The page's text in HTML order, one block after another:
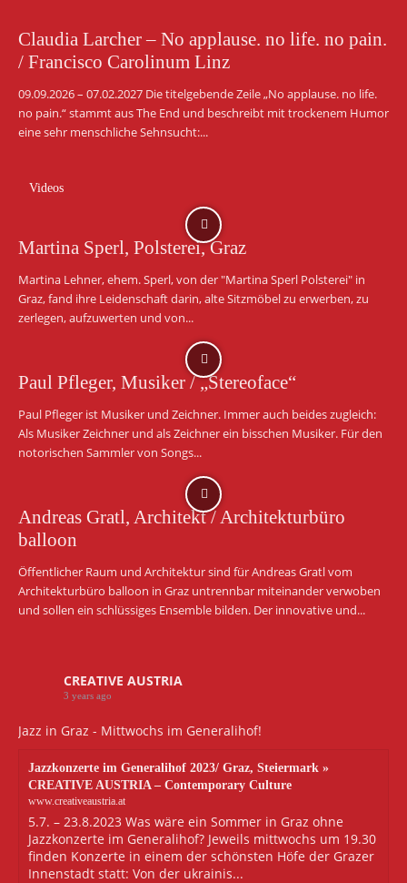
Claudia Larcher – No applause. no life. no pain.
/ Francisco Carolinum Linz
09.09.2026 – 07.02.2027 Die titelgebende Zeile „No applause. no life.
no pain.“ stammt aus The End und beschreibt mit trockenem Humor
eine sehr menschliche Sehnsucht:...
Videos
Martina Sperl, Polsterei, Graz
Martina Lehner, ehem. Sperl, von der "Martina Sperl Polsterei" in
Graz, fand ihre Leidenschaft darin, alte Sitzmöbel zu erwerben, zu
zerlegen, aufzuwerten und von...
Paul Pfleger, Musiker / „Stereoface“
Paul Pfleger ist Musiker und Zeichner. Immer auch beides zugleich:
Als Musiker Zeichner und als Zeichner ein bisschen Musiker. Für den
notorischen Sammler von Songs...
Andreas Gratl, Architekt / Architekturbüro
balloon
Öffentlicher Raum und Architektur sind für Andreas Gratl vom
Architekturbüro balloon in Graz untrennbar miteinander verwoben
und sollen ein schlüssiges Ensemble bilden. Der innovative und...
CREATIVE AUSTRIA
3 years ago
Jazz in Graz - Mittwochs im Generalihof!
Jazzkonzerte im Generalihof 2023/ Graz, Steiermark »
CREATIVE AUSTRIA – Contemporary Culture
www.creativeaustria.at
5.7. – 23.8.2023 Was wäre ein Sommer in Graz ohne
Jazzkonzerte im Generalihof? Jeweils mittwochs um 19.30
finden Konzerte in einem der schönsten Höfe der Grazer
Innenstadt statt: Von der ukrainis...